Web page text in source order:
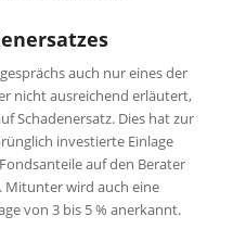
auch nur eines der
nicht ausreichend erläutert,
Schadenersatz. Dies hat zur
investierte Einlage
auf den Berater
Mitunter wird auch eine
von 3 bis 5 % anerkannt.